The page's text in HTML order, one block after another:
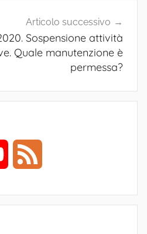
Articolo successivo
Sospensione attività
Quale manutenzione è
permessa?